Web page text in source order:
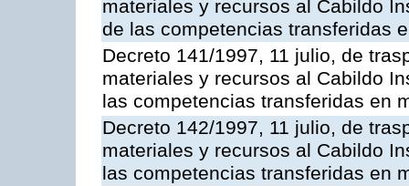
materiales y recursos al Cabildo
de las competencias transferidas
Decreto 141/1997, 11 julio, de
materiales y recursos al Cabildo
las competencias transferidas en
Decreto 142/1997, 11 julio, de
materiales y recursos al Cabildo
las competencias transferidas en